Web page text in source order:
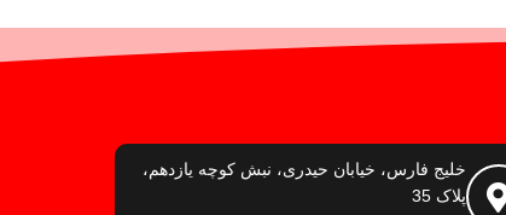
خلیج فارس، خیابان حیدری، نبش کوچه یازدهم،
پلاک 35